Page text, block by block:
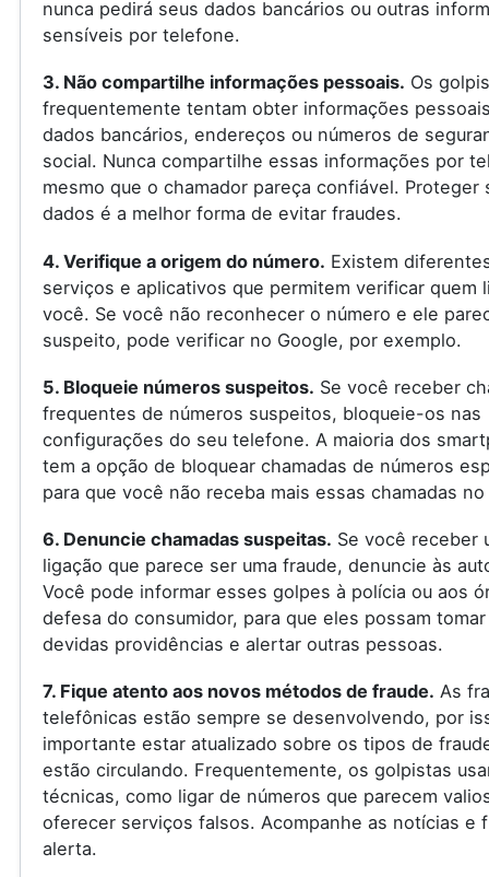
nunca pedirá seus dados bancários ou outras
sensíveis por telefone.
3. Não compartilhe informações pessoais. Os
frequentemente tentam obter informações
dados bancários, endereços ou números de
social. Nunca compartilhe essas informações por
mesmo que o chamador pareça confiável. Proteger
dados é a melhor forma de evitar fraudes.
4. Verifique a origem do número. Existem
serviços e aplicativos que permitem verificar quem
você. Se você não reconhecer o número e ele
suspeito, pode verificar no Google, por exemplo.
5. Bloqueie números suspeitos. Se você receber
frequentes de números suspeitos, bloqueie-os nas
configurações do seu telefone. A maioria dos
tem a opção de bloquear chamadas de números
para que você não receba mais essas chamadas
6. Denuncie chamadas suspeitas. Se você receber
ligação que parece ser uma fraude, denuncie às
Você pode informar esses golpes à polícia ou aos
defesa do consumidor, para que eles possam tomar
devidas providências e alertar outras pessoas.
7. Fique atento aos novos métodos de fraude. As
telefônicas estão sempre se desenvolvendo, por
importante estar atualizado sobre os tipos de
estão circulando. Frequentemente, os golpistas
técnicas, como ligar de números que parecem
oferecer serviços falsos. Acompanhe as notícias e
alerta.